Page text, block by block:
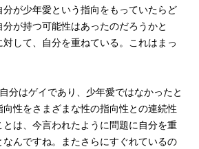
が少年愛という指向をもっていたらど
が持つ可能性はあったのだろうかと
して、自分を重ねている。これはまっ
分はゲイであり、少年愛ではなかったと
性をさまざまな性の指向性との連続性
は、今言われたように問題に自分を重
んですね。またさらにすぐれているの